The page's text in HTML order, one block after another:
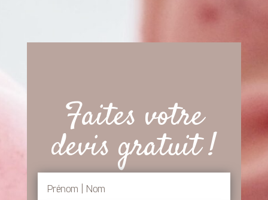
Faites votre
devis gratuit !